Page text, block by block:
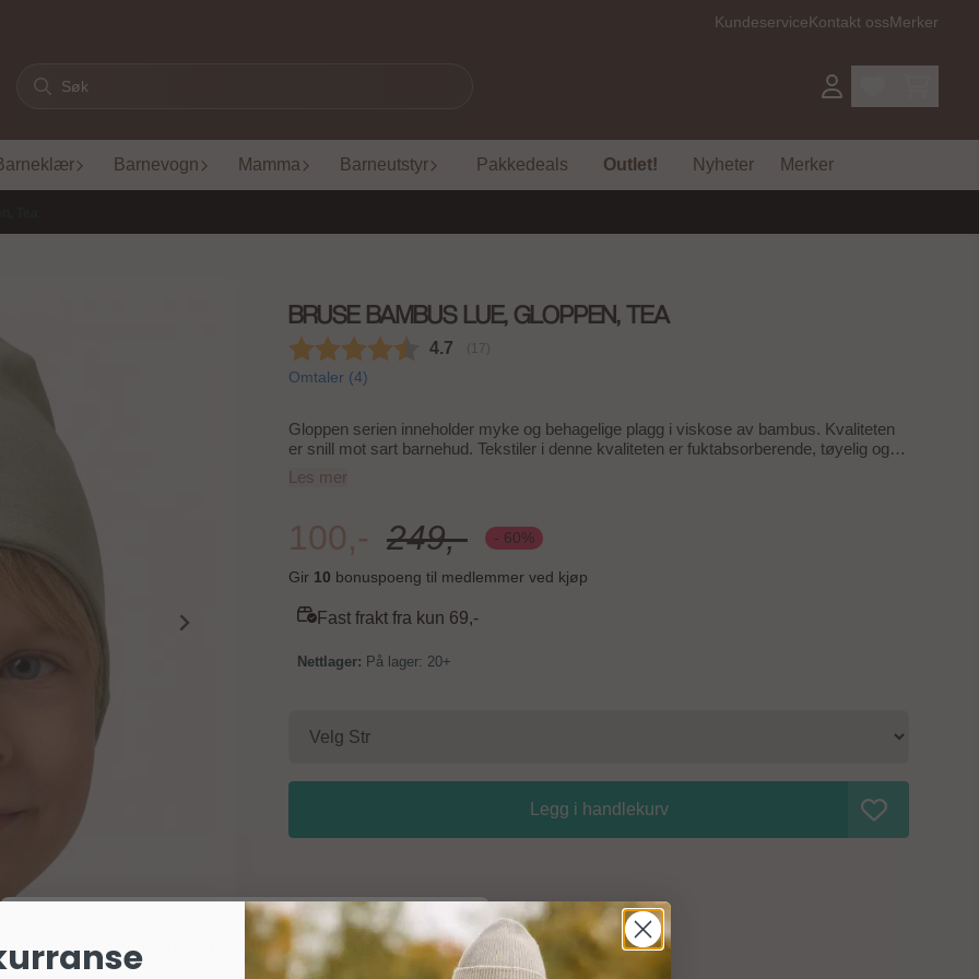
KundeserviceKontakt ossMerker
Barnevogn Mamma Barneutstyr Pakkedeals Outlet! Nyheter Merker
BRUSE BAMBUS LUE, GLOPPEN, TEA
Gjennomsnittskarakter:
4.7
Omtaler (4)
Gloppen serien inneholder myke og behagelige plagg i viskose av bambus. Kvaliteten
er snill mot sart barnehud. Tekstiler i denne kvaliteten er fuktabsorberende, tøyelig og
sterkt fargebestandig. Et plagg i viskose av bambus er sterkt fargebestandig og vil tåle
vask etter vask - noe som gir lang levetid. Bra for deg og bra for miljøet. 95% Viscose
strykes eller tørkes i tørketrommel.
Les mer
100,- 249,- - 60%
Gir 10 bonuspoeng til medlemmer ved kjøp
Fast frakt fra kun 69,-
På lager: 20+
Legg i handlekurv
Om informasjonskapsler på dette nettstedet